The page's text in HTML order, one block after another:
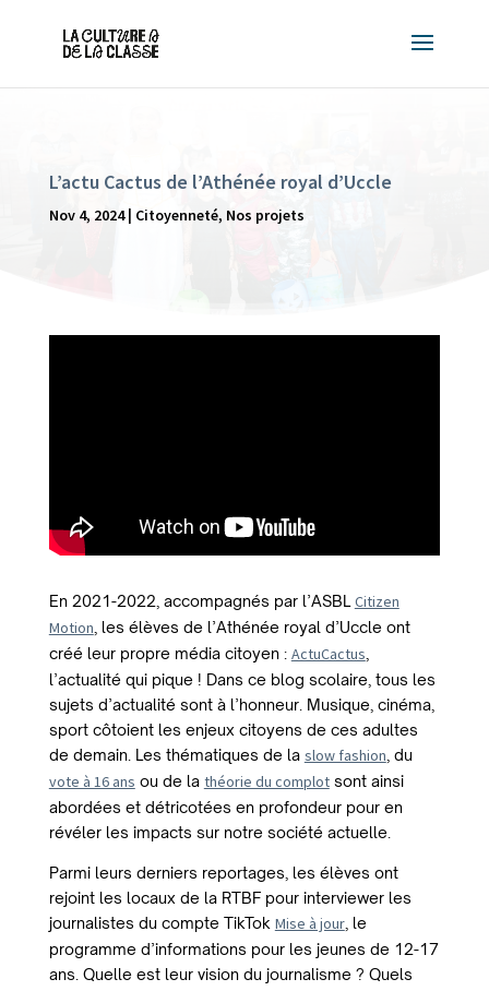
L’actu Cactus de l’Athénée royal d’Uccle
Nov 4, 2024| Citoyenneté, Nos projets
En 2021-2022, accompagnés par l’ASBL Citizen
Motion , les élèves de l’Athénée royal d’Uccle ont
créé leur propre média citoyen : ActuCactus
l’actualité qui pique ! Dans ce blog scolaire, tous les
sujets d’actualité sont à l’honneur. Musique, cinéma,
sport côtoient les enjeux citoyens de ces adultes
de demain. Les thématiques de la slow fashion , du
vote à 16 ans ou de la théorie du complotsont ainsi
abordées et détricotées en profondeur pour en
révéler les impacts sur notre société actuelle.
Parmi leurs derniers reportages, les élèves ont
rejoint les locaux de la RTBF pour interviewer les
journalistes du compte TikTok Mise à jour, le
programme d’informations pour les jeunes de 12-17
ans. Quelle est leur vision du journalisme ? Quels